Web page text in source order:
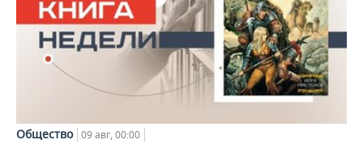
Общество 09 авг, 00:00